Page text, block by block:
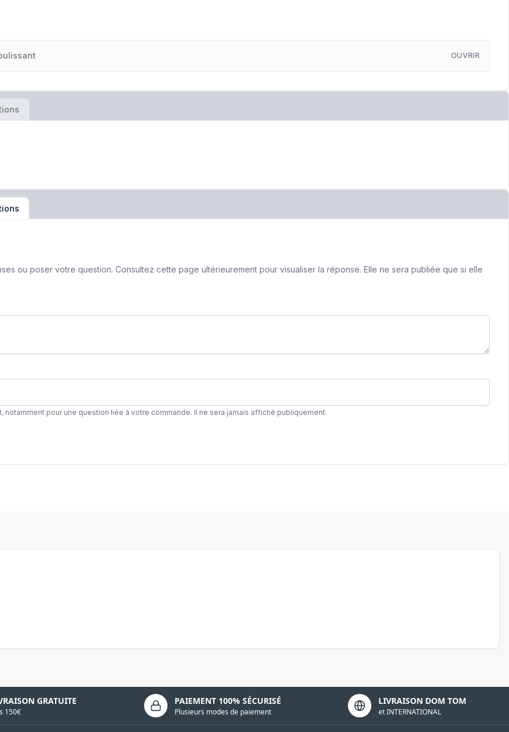
OUVRIR
ou poser votre question. Consultez cette page ultérieurement pour visualiser la réponse. Elle ne sera publiée que si elle
pour une question liée à votre commande. Il ne sera jamais affiché publiquement.
GRATUITE
150€
PAIEMENT 100% SÉCURISÉ
Plusieurs modes de paiement
LIVRAISON DOM TOM
et INTERNATIONAL